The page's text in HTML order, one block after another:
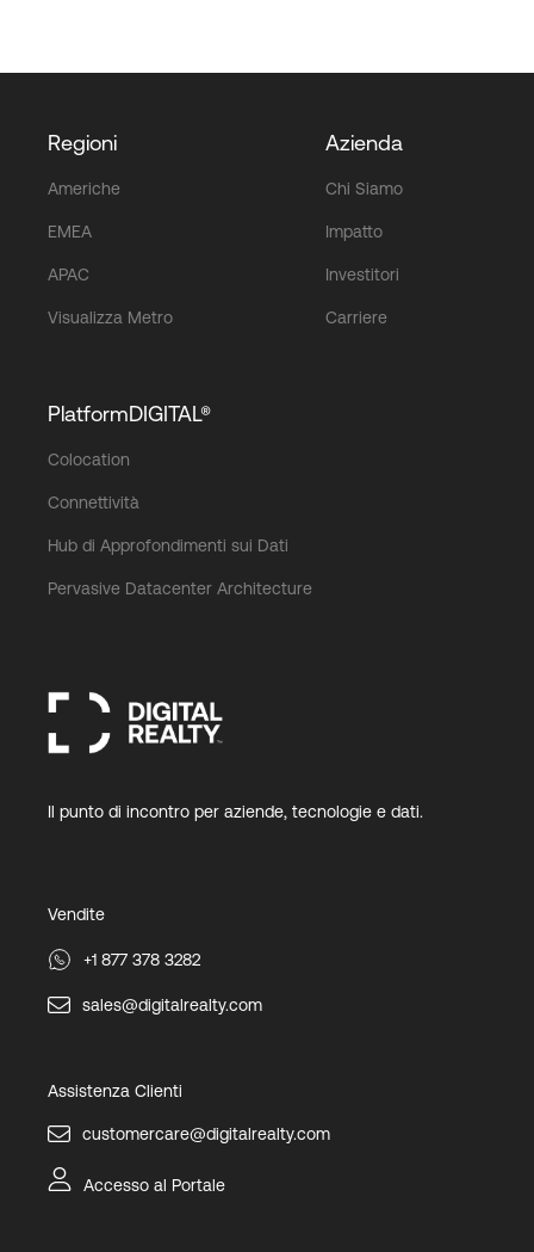
Regioni
Americhe
EMEA
APAC
Visualizza Metro
Azienda
Chi Siamo
Impatto
Investitori
Carriere
PlatformDIGITAL®
Colocation
Connettività
Hub di Approfondimenti sui Dati
Pervasive Datacenter Architecture
Il punto di incontro per aziende, tecnologie e dati.
Vendite
+1 877 378 3282
sales@digitalrealty.com
Assistenza Clienti
customercare@digitalrealty.com
Accesso al Portale